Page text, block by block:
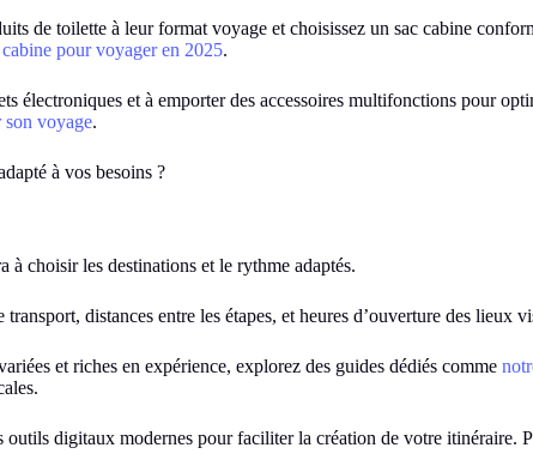
de toilette à leur format voyage et choisissez un sac cabine
pour voyager en 2025.
électroniques et à emporter des accessoires multifonctions pour
son voyage.
à vos besoins ?
à choisir les destinations et le rythme adaptés.
transport, distances entre les étapes, et heures d’ouverture des
et riches en expérience, explorez des guides dédiés comme
outils digitaux modernes pour faciliter la création de votre itinéraire.